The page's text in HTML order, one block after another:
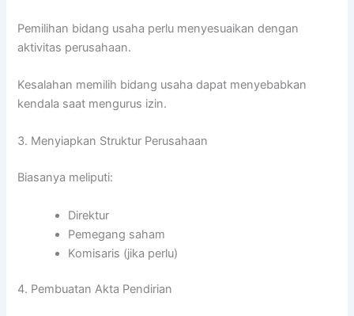
Pemilihan bidang usaha perlu menyesuaikan dengan
aktivitas perusahaan.
Kesalahan memilih bidang usaha dapat menyebabkan
kendala saat mengurus izin.
3. Menyiapkan Struktur Perusahaan
Biasanya meliputi:
Direktur
Pemegang saham
Komisaris (jika perlu)
4. Pembuatan Akta Pendirian